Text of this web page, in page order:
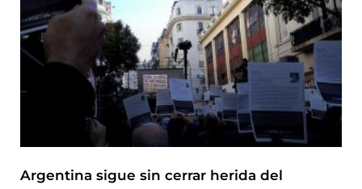
Argentina sigue sin cerrar herida del